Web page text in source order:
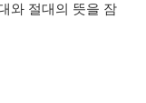
와 절대의 뜻을 잠